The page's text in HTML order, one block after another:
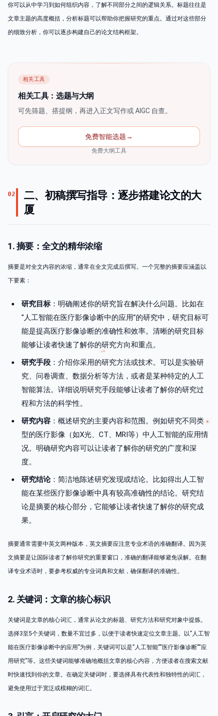
你可以从中学习到如何组织内容，了解不同部分之间的逻辑关系。标题往往是
文章主题的高度概括，分析标题可以帮助你把握研究的重点。通过对这些部分
的细致分析，你可以逐步构建自己的论文结构框架。
相关工具
相关工具：选题与大纲
可先筛题、搭提纲，再进入正文写作或 AIGC 自查。
免费智能选题→
免费大纲工具
02
二、初稿撰写指导：逐步搭建论文的大
厦
1. 摘要：全文的精华浓缩
摘要是对全文内容的浓缩，通常在全文完成后撰写。一个完整的摘要应涵盖以
下要素：
研究目标：明确阐述你的研究旨在解决什么问题。比如在
“人工智能在医疗影像诊断中的应用”的研究中，研究目标可
能是提高医疗影像诊断的准确性和效率。清晰的研究目标
能够让读者快速了解你的研究方向和重点。
研究手段 ：介绍你采用的研究方法或技术。可以是实验研
究、问卷调查、数据分析等方法，或者是某种特定的人工
智能算法。详细说明研究手段能够让读者了解你的研究过
程和方法的科学性。
研究内容 ：概述研究的主要内容和范围。例如研究不同类
型的医疗影像（如X光、CT、MRI等）中人工智能的应用情
况。明确研究内容可以让读者了解你的研究的广度和深
度。
研究结论：简洁地陈述研究发现或结论。比如得出人工智
能在某些医疗影像诊断中具有较高准确性的结论。研究结
论是摘要的核心部分，它能够让读者快速了解你的研究成
果。
摘要通常需要中英文两种版本，英文摘要应注意专业术语的准确翻译。因为英
文摘要是让国际读者了解你研究的重要窗口，准确的翻译能够避免误解。在翻
译专业术语时，要参考权威的专业词典和文献，确保翻译的准确性。
2. 关键词：文章的核心标识
关键词是文章的核心词汇，通常从论文的标题、研究方法和研究对象中提炼。
选择3至5个关键词，数量不宜过多，以便于读者快速定位文章主题。以“人工智
能在医疗影像诊断中的应用”为例，关键词可以是“人工智能”“医疗影像诊断”“应
用研究”等。这些关键词能够准确地概括文章的核心内容，方便读者在搜索文献
时快速找到你的文章。在确定关键词时，要选择具有代表性和独特性的词汇，
避免使用过于宽泛或模糊的词汇。